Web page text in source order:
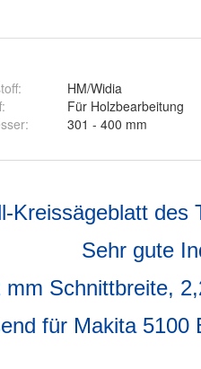
:
HM/Widia
:
Für Holzbearbeitung
: 301 - 400 mm